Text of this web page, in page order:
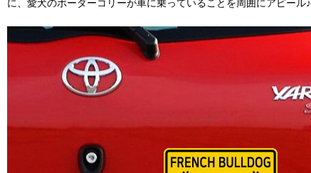
に、愛犬のボーダーコリーが車に乗っていることを周囲にアピール♪